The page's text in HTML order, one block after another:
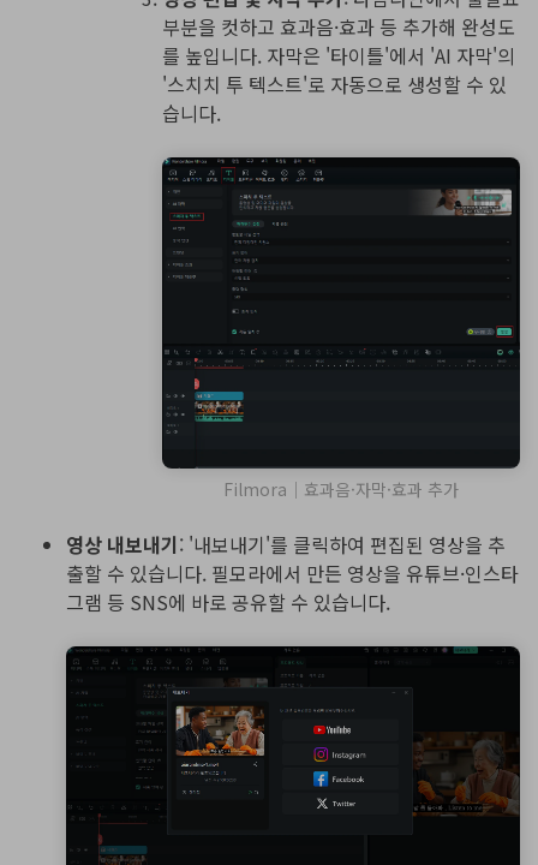
부분을 컷하고 효과음·효과 등 추가해 완성도
를 높입니다. 자막은 '타이틀'에서 'AI 자막'의
'스치치 투 텍스트'로 자동으로 생성할 수 있
습니다.
Filmora｜효과음·자막·효과 추가
영상 내보내기: '내보내기'를 클릭하여 편집된 영상을 추
출할 수 있습니다. 필모라에서 만든 영상을 유튜브·인스타
그램 등 SNS에 바로 공유할 수 있습니다.